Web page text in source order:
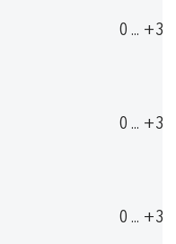
0 ... +35
0 ... +35
0 ... +35